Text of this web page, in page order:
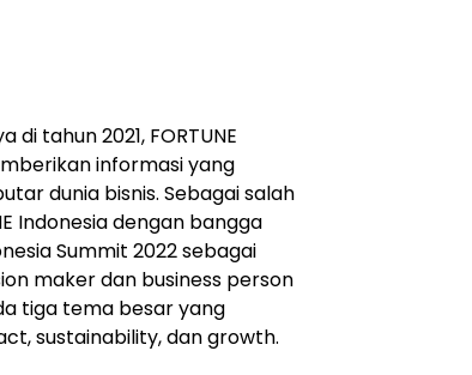
tahun 2021, FORTUNE
informasi yang
dunia bisnis. Sebagai salah
Indonesia dengan bangga
Summit 2022 sebagai
maker dan business person
tiga tema besar yang
sustainability, dan growth.